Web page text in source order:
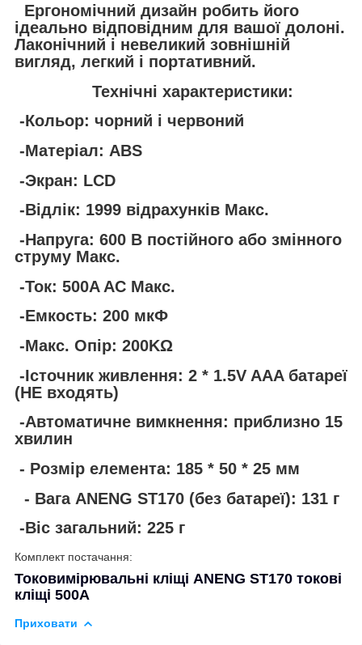
Ергономічний дизайн робить його
ідеально відповідним для вашої долоні.
Лаконічний і невеликий зовнішній
вигляд, легкий і портативний.
Технічні характеристики:
-Кольор: чорний і червоний
-Матеріал: ABS
-Экран: LCD
-Відлік: 1999 відрахунків Макс.
-Напруга: 600 В постійного або змінного
струму Макс.
-Ток: 500A AC Макс.
-Емкость: 200 мкФ
-Макс. Опір: 200KΩ
-Істочник живлення: 2 * 1.5V AAA батареї
(НЕ входять)
-Автоматичне вимкнення: приблизно 15
хвилин
- Розмір елемента: 185 * 50 * 25 мм
- Вага ANENG ST170 (без батареї): 131 г
-Віс загальний: 225 г
Комплект постачання:
Токовимірювальні кліщі ANENG ST170 токові
кліщі 500A
Приховати